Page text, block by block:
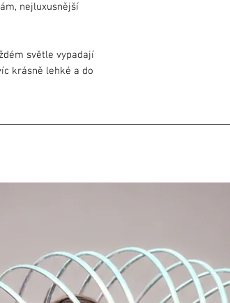
nejluxusnější
světle vypadají
krásně lehké a do
si článek:Jak si vybrat